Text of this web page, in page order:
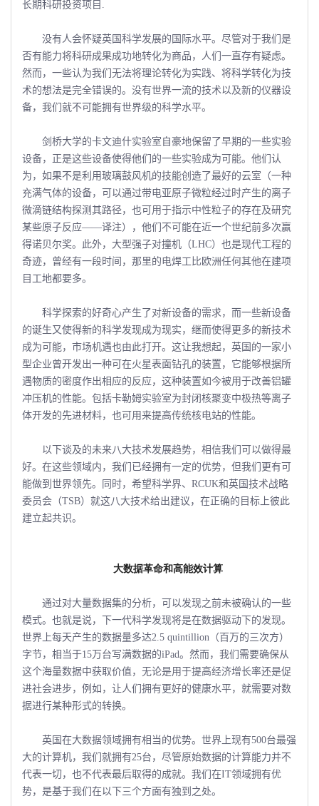
长期科研投资项目.
没有人会怀疑英国科学发展的国际水平。尽管对于我们是
否有能力将科研成果成功地转化为商品，人们一直存有疑虑。
然而，一些认为我们无法将理论转化为实践、将科学转化为技
术的想法是完全错误的。没有世界一流的技术以及新的仪器设
备，我们就不可能拥有世界级的科学水平。
剑桥大学的卡文迪什实验室自豪地保留了早期的一些实验
设备，正是这些设备使得他们的一些实验成为可能。他们认
为，如果不是利用玻璃鼓风机的技能创造了最好的云室（一种
充满气体的设备，可以通过带电亚原子微粒经过时产生的离子
微滴链结构探测其路径，也可用于指示中性粒子的存在及研究
某些原子反应――译注），他们不可能在近一个世纪前多次赢
得诺贝尔奖。此外，大型强子对撞机（LHC）也是现代工程的
奇迹，曾经有一段时间，那里的电焊工比欧洲任何其他在建项
目工地都要多。
科学探索的好奇心产生了对新设备的需求，而一些新设备
的诞生又使得新的科学发现成为现实，继而使得更多的新技术
成为可能，市场机遇也由此打开。这让我想起，英国的一家小
型企业曾开发出一种可在火星表面钻孔的装置，它能够根据所
遇物质的密度作出相应的反应，这种装置如今被用于改善铝罐
冲压机的性能。包括卡勒姆实验室为封闭核聚变中极热等离子
体开发的先进材料，也可用来提高传统核电站的性能。
以下谈及的未来八大技术发展趋势，相信我们可以做得最
好。在这些领域内，我们已经拥有一定的优势，但我们更有可
能做到世界领先。同时，希望科学界、RCUK和英国技术战略
委员会（TSB）就这八大技术给出建议，在正确的目标上彼此
建立起共识。
大数据革命和高能效计算
通过对大量数据集的分析，可以发现之前未被确认的一些
模式。也就是说，下一代科学发现将是在数据驱动下的发现。
世界上每天产生的数据量多达2.5 quintillion（百万的三次方）
字节，相当于15万台写满数据的iPad。然而，我们需要确保从
这个海量数据中获取价值，无论是用于提高经济增长率还是促
进社会进步，例如，让人们拥有更好的健康水平，就需要对数
据进行某种形式的转换。
英国在大数据领域拥有相当的优势。世界上现有500台最强
大的计算机，我们就拥有25台，尽管原始数据的计算能力并不
代表一切，也不代表最后取得的成就。我们在IT领域拥有优
势，是基于我们在以下三个方面有独到之处。